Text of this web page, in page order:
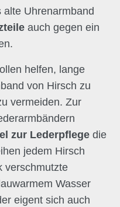
Uhrenarmband
auch gegen ein
helfen, lange
von Hirsch zu
vermeiden. Zur
zur Lederpflege die
jedem Hirsch
verschmutzte
Wasser
eigent sich auch